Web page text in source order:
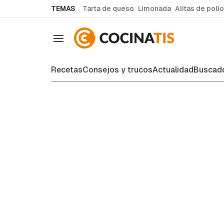
TEMAS Tarta de queso Limonada Alitas de
Navegación
RecetasConsejos y trucosActualidad